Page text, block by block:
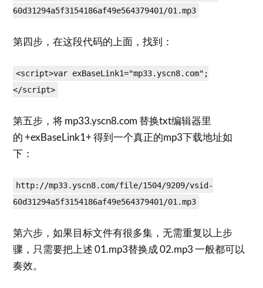
60d31294a5f3154186af49e564379401/01.mp3
第四步，在这段代码的上面，找到：
<script>var exBaseLink1="mp33.yscn8.com";
</script>
第五步，将 mp33.yscn8.com 替换txt编辑器里
的 +exBaseLink1+ 得到一个真正的mp3下载地址如
下：
http://mp33.yscn8.com/file/1504/9209/vsid-
60d31294a5f3154186af49e564379401/01.mp3
第六步，如果目标文件有很多集，无需重复以上步
骤，只需要把上述 01.mp3替换成 02.mp3 一般都可以
奏效。